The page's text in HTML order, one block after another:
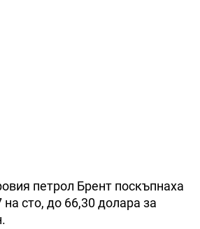
петрол Брент поскъпнаха
на сто, до 66,30 долара за